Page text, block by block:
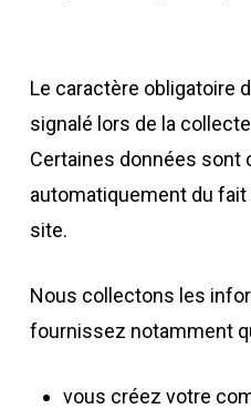
Le caractère obligatoire
signalé lors de la
Certaines données sont
automatiquement du
site.
Nous collectons les
fournissez notamment
vous créez votre